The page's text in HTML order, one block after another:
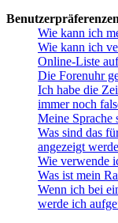
Wie kann ich
Wie kann ich
Online-Liste
Die Forenuhr
Ich habe die
immer noch
Meine Sprache
Was sind das
angezeigt
Wie verwende
Was ist mein
Wenn ich bei
werde ich